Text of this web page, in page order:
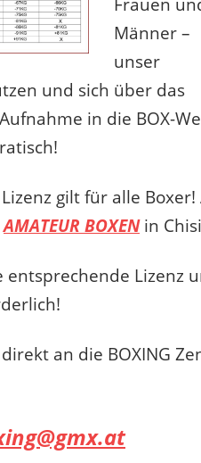
Männer –
unser
und sich über das
in die BOX-
gilt für alle
AMATEUR BOXENin
entsprechende Lizenz
an die BOXING